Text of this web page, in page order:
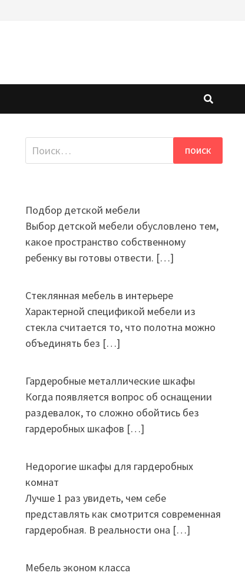
Найти:
Подбор детской мебели
Выбор детской мебели обусловлено тем,
какое пространство собственному
ребенку вы готовы отвести. […]
Стеклянная мебель в интерьере
Характерной спецификой мебели из
стекла считается то, что полотна можно
объединять без […]
Гардеробные металлические шкафы
Когда появляется вопрос об оснащении
раздевалок, то сложно обойтись без
гардеробных шкафов […]
Недорогие шкафы для гардеробных
комнат
Лучше 1 раз увидеть, чем себе
представлять как смотрится современная
гардеробная. В реальности она […]
Мебель эконом класса